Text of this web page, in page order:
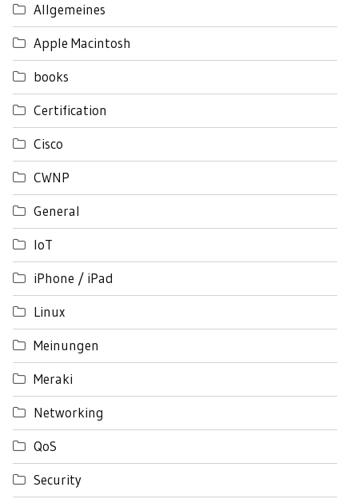
Allgemeines
Apple Macintosh
books
Certification
Cisco
CWNP
General
IoT
iPhone / iPad
Linux
Meinungen
Meraki
Networking
QoS
Security